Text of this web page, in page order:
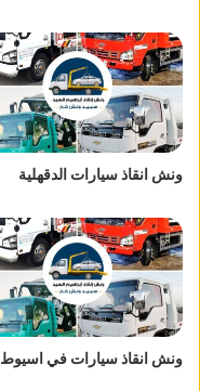
ونش انقاذ سيارات الدقهلية
ونش انقاذ سيارات في اسيوط